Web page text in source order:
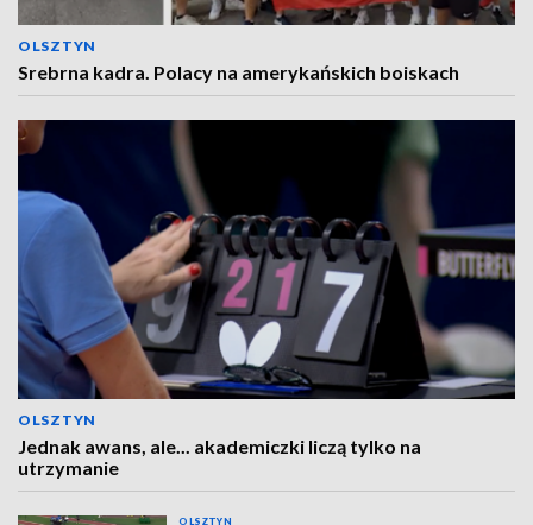
OLSZTYN
Srebrna kadra. Polacy na amerykańskich boiskach
OLSZTYN
Jednak awans, ale... akademiczki liczą tylko na
utrzymanie
OLSZTYN